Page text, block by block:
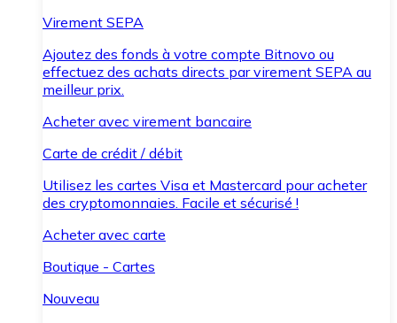
Virement SEPA
Ajoutez des fonds à votre compte Bitnovo ou
effectuez des achats directs par virement SEPA au
meilleur prix.
Acheter avec virement bancaire
Carte de crédit / débit
Utilisez les cartes Visa et Mastercard pour acheter
des cryptomonnaies. Facile et sécurisé !
Acheter avec carte
Boutique - Cartes
Nouveau